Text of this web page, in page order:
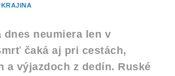
dnes neumiera len v
čaká aj pri cestách,
a výjazdoch z dedín. Ruské